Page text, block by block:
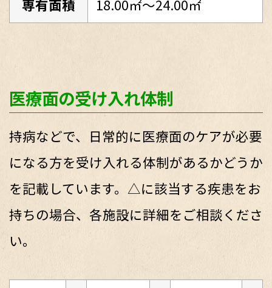
専有面積 18.00㎡～24.00㎡
医療面の受け入れ体制
持病などで、日常的に医療面のケアが必要
になる方を受け入れる体制があるかどうか
を記載しています。△に該当する疾患をお
持ちの場合、各施設に詳細をご相談くださ
い。